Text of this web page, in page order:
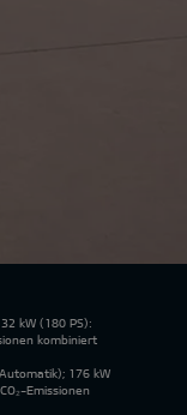
kW (180 PS):
kombiniert
176 kW
Emissionen